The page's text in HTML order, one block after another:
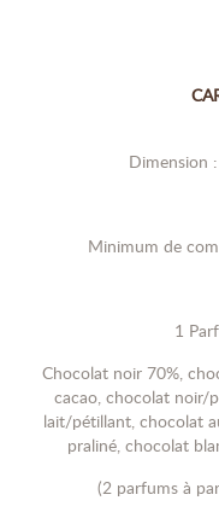
Dimension
Minimum de
1
Chocolat noir 70%,
cacao, chocolat noir/
lait/pétillant, chocolat
praliné, chocolat
(2 parfums à